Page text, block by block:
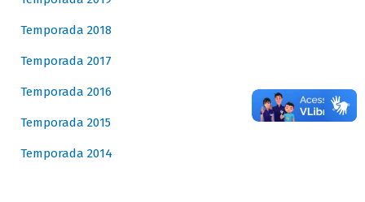
Temporada 2018
Temporada 2017
Temporada 2016
Temporada 2015
Temporada 2014